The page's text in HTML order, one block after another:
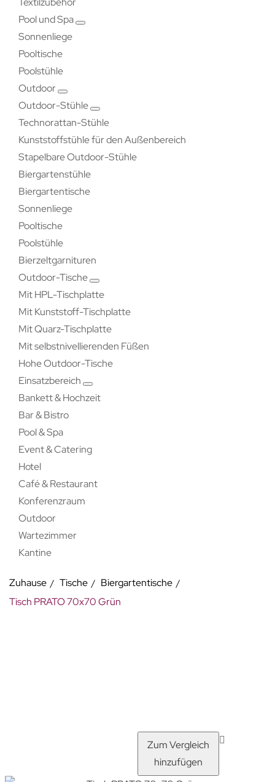
Pool und Spa
Sonnenliege
Pooltische
Poolstühle
Outdoor
Outdoor-Stühle
Technorattan-Stühle
Kunststoffstühle für den Außenbereich
Stapelbare Outdoor-Stühle
Biergartenstühle
Biergartentische
Sonnenliege
Pooltische
Poolstühle
Bierzeltgarnituren
Outdoor-Tische
Mit HPL-Tischplatte
Mit Kunststoff-Tischplatte
Mit Quarz-Tischplatte
Mit selbstnivellierenden Füßen
Hohe Outdoor-Tische
Einsatzbereich
Bankett & Hochzeit
Bar & Bistro
Pool & Spa
Event & Catering
Hotel
Café & Restaurant
Konferenzraum
Outdoor
Wartezimmer
Kantine
Zuhause Tische
Biergartentische
Tisch PRATO 70x70 Grün
Zum Vergleich
hinzufügen